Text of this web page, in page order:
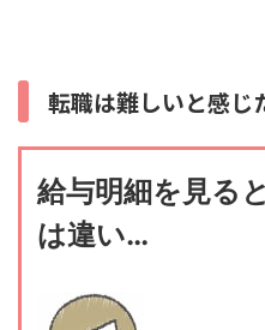
転職は難しいと感じ
給与明細を見る
は違い…